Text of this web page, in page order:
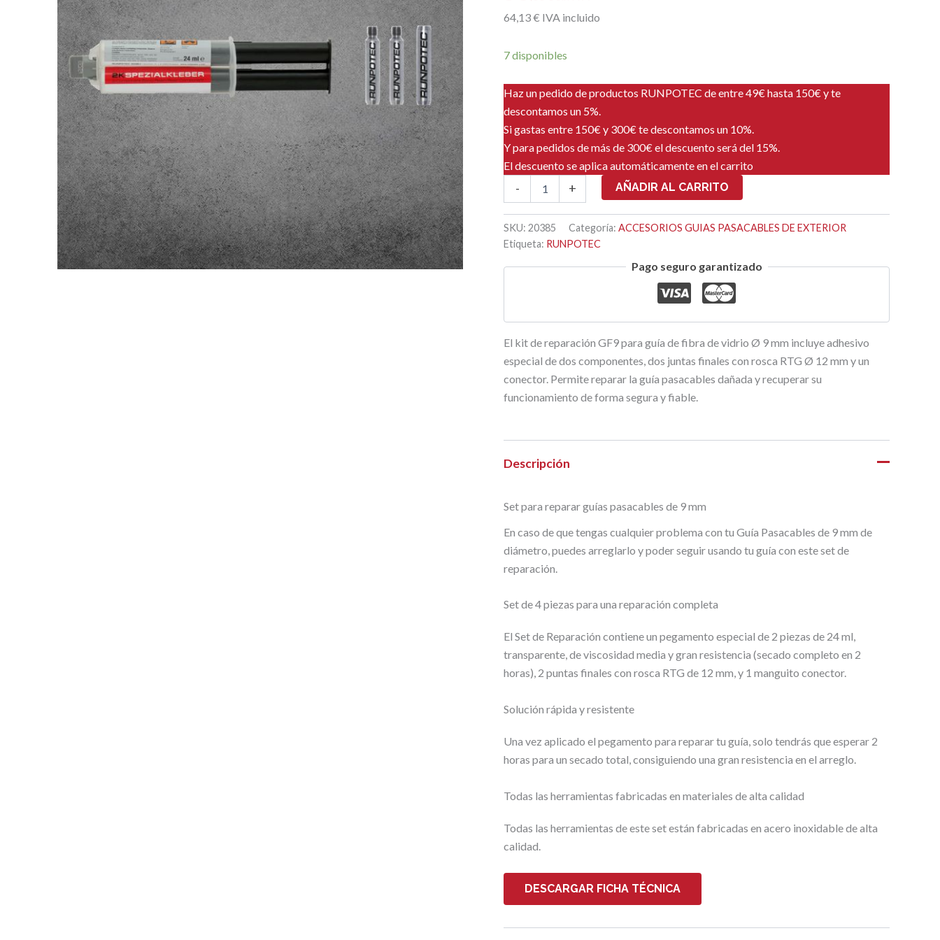
64 ,13€ IVA incluido
7 disponibles
Haz un pedido de productos RUNPOTEC de entre 49€ hasta 150€ y te
descontamos un 5%.
Si gastas entre 150€ y 300€ te descontamos un 10%.
Y para pedidos de más de 300€ el descuento será del 15%.
El descuento se aplica automáticamente en el carrito
-
REPARACION
cantidad
+ AÑADIR AL CARRITO
SKU: 20385 Categoría: ACCESORIOS GUIAS PASACABLES DE EXTERIOR
Etiqueta: RUNPOTEC
Pago seguro garantizado
El kit de reparación GF9 para guía de fibra de vidrio Ø 9 mm incluye adhesivo
especial de dos componentes, dos juntas finales con rosca RTG Ø 12 mm y un
conector. Permite reparar la guía pasacables dañada y recuperar su
funcionamiento de forma segura y fiable.
Descripción
Set para reparar guías pasacables de 9 mm
En caso de que tengas cualquier problema con tu Guía Pasacables de 9 mm de
diámetro, puedes arreglarlo y poder seguir usando tu guía con este set de
reparación.
Set de 4 piezas para una reparación completa
El Set de Reparación contiene un pegamento especial de 2 piezas de 24 ml,
transparente, de viscosidad media y gran resistencia (secado completo en 2
horas), 2 puntas finales con rosca RTG de 12 mm, y 1 manguito conector.
Solución rápida y resistente
Una vez aplicado el pegamento para reparar tu guía, solo tendrás que esperar 2
horas para un secado total, consiguiendo una gran resistencia en el arreglo.
Todas las herramientas fabricadas en materiales de alta calidad
Todas las herramientas de este set están fabricadas en acero inoxidable de alta
calidad.
DESCARGAR FICHA TÉCNICA